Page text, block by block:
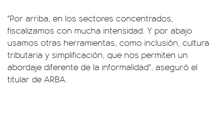
"Por arriba, en los sectores concentrados,
fiscalizamos con mucha intensidad. Y por abajo
usamos otras herramientas, como inclusión, cultura
tributaria y simplificación, que nos permiten un
abordaje diferente de la informalidad", aseguró el
titular de ARBA.